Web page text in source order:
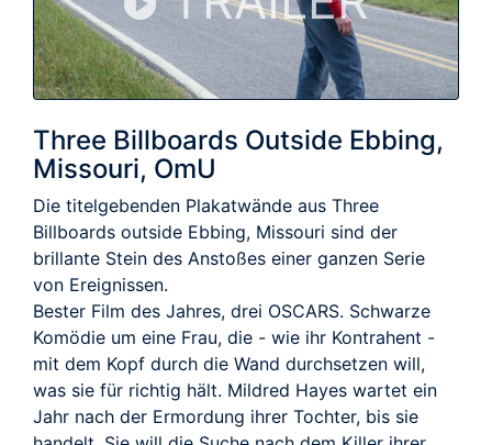
Three Billboards Outside Ebbing,
Missouri, OmU
Die titelgebenden Plakatwände aus Three
Billboards outside Ebbing, Missouri sind der
brillante Stein des Anstoßes einer ganzen Serie
von Ereignissen.
Bester Film des Jahres, drei OSCARS. Schwarze
Komödie um eine Frau, die - wie ihr Kontrahent -
mit dem Kopf durch die Wand durchsetzen will,
was sie für richtig hält. Mildred Hayes wartet ein
Jahr nach der Ermordung ihrer Tochter, bis sie